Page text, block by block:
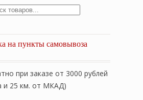
на пункты самовывоза
при заказе от 3000 рублей
и 25 км. от МКАД)